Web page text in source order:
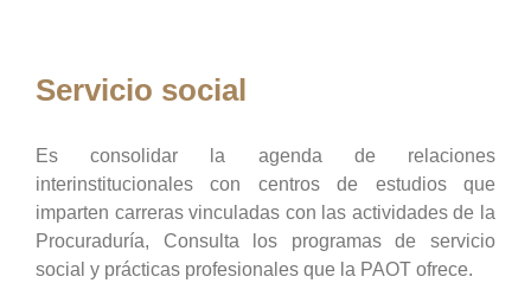
Servicio social
Es consolidar la agenda de relaciones
interinstitucionales con centros de estudios que
imparten carreras vinculadas con las actividades de la
Procuraduría, Consulta los programas de servicio
social y prácticas profesionales que la PAOT ofrece.